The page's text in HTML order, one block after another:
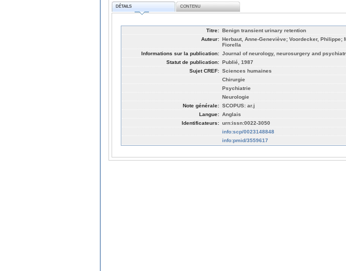
DÉTAILS CONTENU
Titre: Benign transient urinary retention
Auteur: Herbaut, Anne-Geneviève; Voordecker, Philippe;
Fiorella
Informations sur la publication: Journal of neurology, neurosurgery and
Statut de publication: Publié, 1987
Sujet CREF: Sciences humaines
Chirurgie
Psychiatrie
Neurologie
Note générale: SCOPUS: ar.j
Langue: Anglais
Identificateurs: urn:issn:0022-3050
info:scp/0023148848
info:pmid/3559617